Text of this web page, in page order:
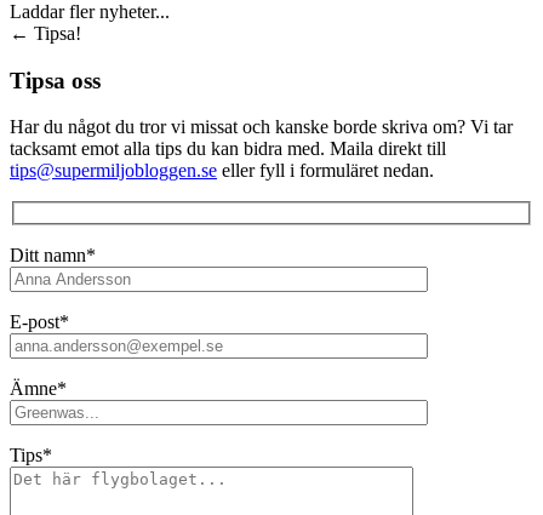
Laddar fler nyheter...
← Tipsa!
Tipsa oss
Har du något du tror vi missat och kanske borde skriva om? Vi tar
tacksamt emot alla tips du kan bidra med. Maila direkt till
tips@supermiljobloggen.se eller fyll i formuläret nedan.
Ditt namn*
E-post*
Ämne*
Tips*